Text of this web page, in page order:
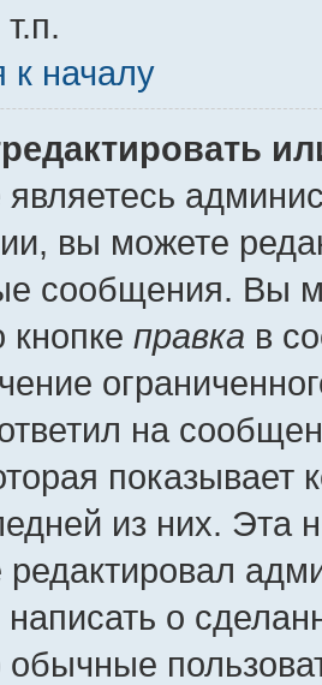
к началу
вы можете
сообщения. Вы
кнопке правка в
на
показывает
из них. Эта
написать о
обычные